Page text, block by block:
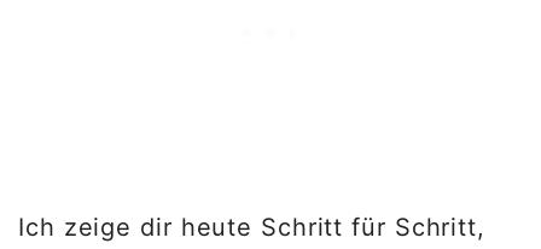
Ich zeige dir heute Schritt für Schritt,